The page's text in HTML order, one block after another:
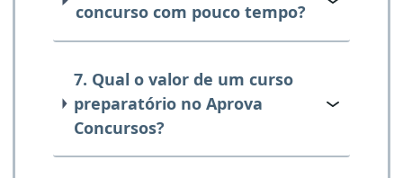
concurso com pouco tempo?
7. Qual o valor de um curso
preparatório no Aprova
Concursos?